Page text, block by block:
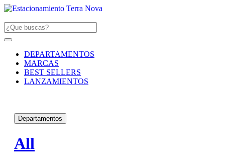
DEPARTAMENTOS
MARCAS
BEST SELLERS
LANZAMIENTOS
Departamentos
All